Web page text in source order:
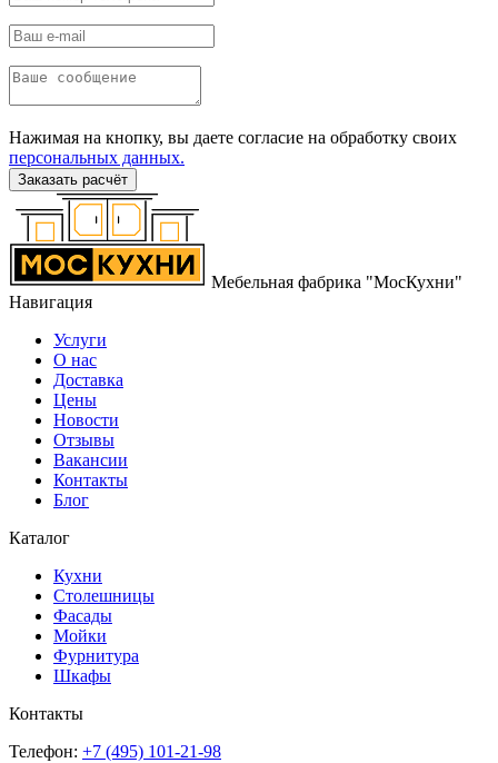
Нажимая на кнопку, вы даете согласие на обработку своих
персональных данных.
Заказать расчёт
Мебельная фабрика "МосКухни"
Навигация
Услуги
О нас
Доставка
Цены
Новости
Отзывы
Вакансии
Контакты
Блог
Каталог
Кухни
Столешницы
Фасады
Мойки
Фурнитура
Шкафы
Контакты
Телефон: +7 (495) 101-21-98